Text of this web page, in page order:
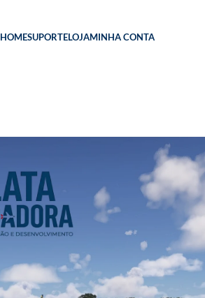
HOMESUPORTELOJAMINHA CONTA